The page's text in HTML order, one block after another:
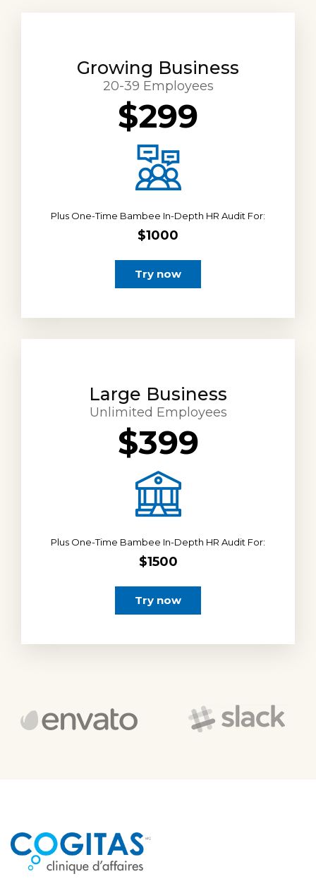
Growing Business
20-39 Employees
$299
Plus One-Time Bambee In-Depth HR Audit For:
$1000
Try now
Large Business
Unlimited Employees
$399
Plus One-Time Bambee In-Depth HR Audit For:
$1500
Try now